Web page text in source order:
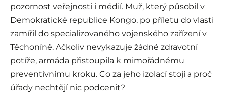
pozornost veřejnosti i médií. Muž, který působil v
Demokratické republice Kongo, po příletu do vlasti
zamířil do specializovaného vojenského zařízení v
Těchoníně. Ačkoliv nevykazuje žádné zdravotní
potíže, armáda přistoupila k mimořádnému
preventivnímu kroku. Co za jeho izolací stojí a proč
úřady nechtějí nic podcenit?